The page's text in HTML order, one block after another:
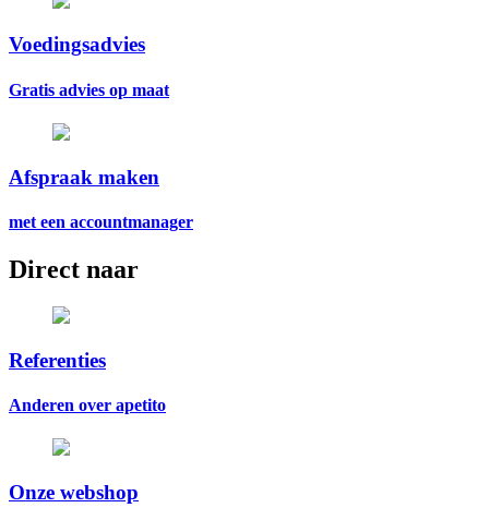
Voedingsadvies
Gratis advies op maat
Afspraak maken
met een accountmanager
Direct naar
Referenties
Anderen over apetito
Onze webshop